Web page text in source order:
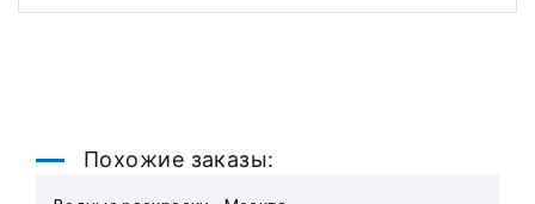
Похожие заказы: